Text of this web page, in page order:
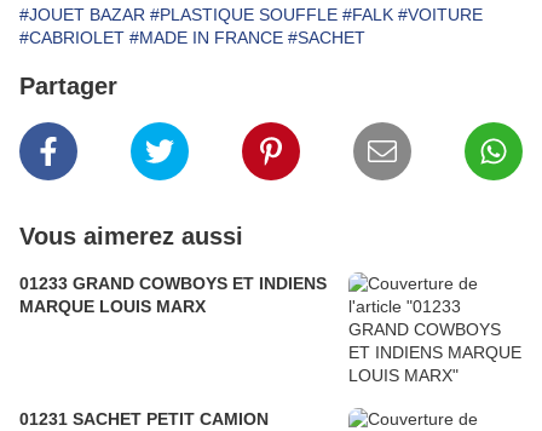
#JOUET BAZAR #PLASTIQUE SOUFFLE #FALK #VOITURE
#CABRIOLET #MADE IN FRANCE #SACHET
Partager
Vous aimerez aussi
01233 GRAND COWBOYS ET INDIENS
MARQUE LOUIS MARX
01231 SACHET PETIT CAMION